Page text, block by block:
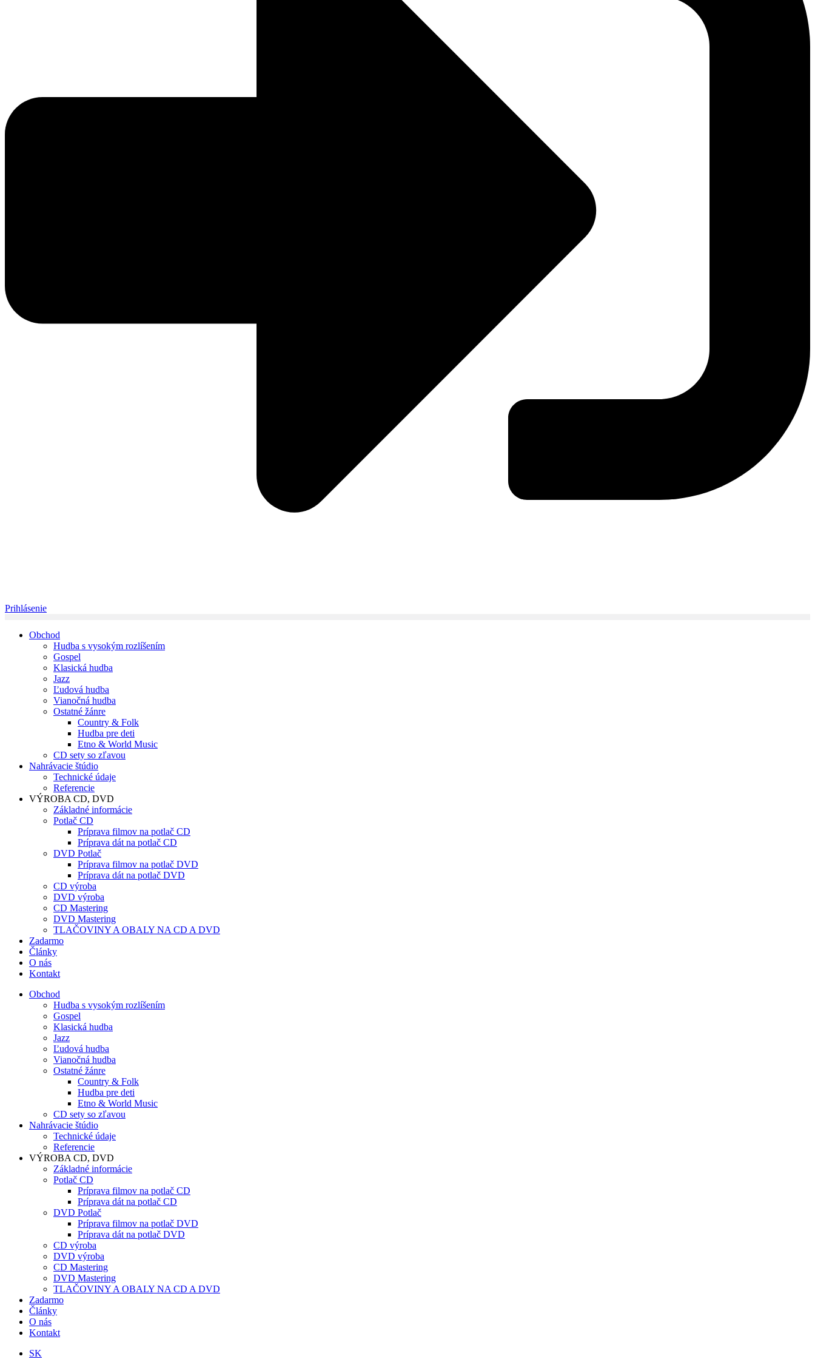
Prihlásenie
Obchod
Hudba s vysokým rozlíšením
Gospel
Klasická hudba
Jazz
Ľudová hudba
Vianočná hudba
Ostatné žánre
Country & Folk
Hudba pre deti
Etno & World Music
CD sety so zľavou
Nahrávacie štúdio
Technické údaje
Referencie
VÝROBA CD, DVD
Základné informácie
Potlač CD
Príprava filmov na potlač CD
Príprava dát na potlač CD
DVD Potlač
Príprava filmov na potlač DVD
Príprava dát na potlač DVD
CD výroba
DVD výroba
CD Mastering
DVD Mastering
TLAČOVINY A OBALY NA CD A DVD
Zadarmo
Články
O nás
Kontakt
Obchod
Hudba s vysokým rozlíšením
Gospel
Klasická hudba
Jazz
Ľudová hudba
Vianočná hudba
Ostatné žánre
Country & Folk
Hudba pre deti
Etno & World Music
CD sety so zľavou
Nahrávacie štúdio
Technické údaje
Referencie
VÝROBA CD, DVD
Základné informácie
Potlač CD
Príprava filmov na potlač CD
Príprava dát na potlač CD
DVD Potlač
Príprava filmov na potlač DVD
Príprava dát na potlač DVD
CD výroba
DVD výroba
CD Mastering
DVD Mastering
TLAČOVINY A OBALY NA CD A DVD
Zadarmo
Články
O nás
Kontakt
SK